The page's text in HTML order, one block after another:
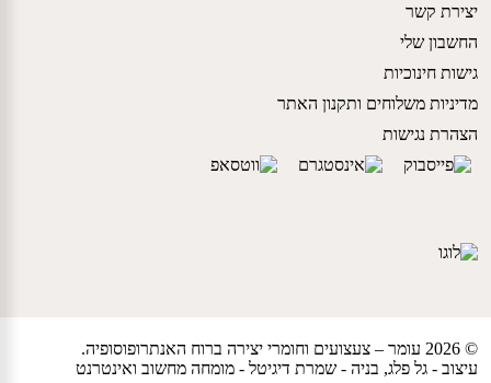
יצירת קשר
החשבון שלי
גישות חינוכיות
מדיניות משלוחים ותקנון האתר
הצהרת נגישות
© 2026 עומר – צעצועים וחומרי יצירה ברוח האנתרופוסופיה.
עיצוב - גל פלג, בניה - שמרת דיגיטל - מומחה מחשוב ואינטרנט